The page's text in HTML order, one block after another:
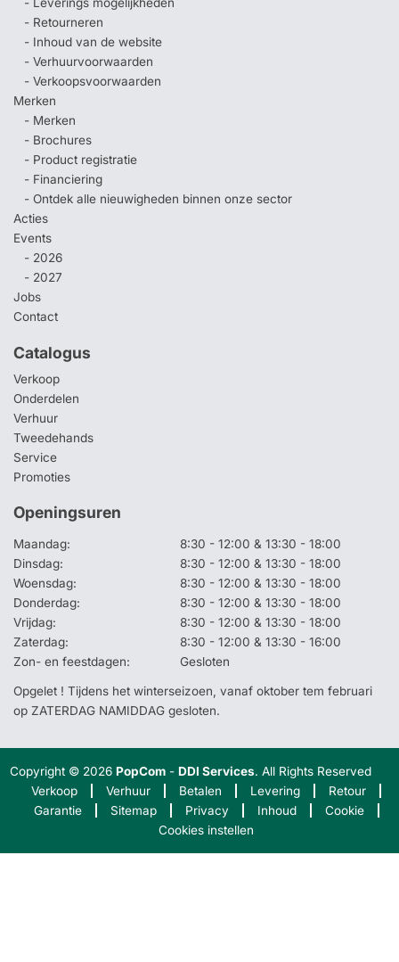
- Leverings mogelijkheden
- Retourneren
- Inhoud van de website
- Verhuurvoorwaarden
- Verkoopsvoorwaarden
Merken
- Merken
- Brochures
- Product registratie
- Financiering
- Ontdek alle nieuwigheden binnen onze sector
Acties
Events
- 2026
- 2027
Jobs
Contact
Catalogus
Verkoop
Onderdelen
Verhuur
Tweedehands
Service
Promoties
Openingsuren
Maandag:
8:30 - 12:00 & 13:30 - 18:00
Dinsdag:
8:30 - 12:00 & 13:30 - 18:00
Woensdag:
8:30 - 12:00 & 13:30 - 18:00
Donderdag:
8:30 - 12:00 & 13:30 - 18:00
Vrijdag:
8:30 - 12:00 & 13:30 - 18:00
Zaterdag:
8:30 - 12:00 & 13:30 - 16:00
Zon- en feestdagen:
Gesloten
Opgelet ! Tijdens het winterseizoen, vanaf oktober tem februari
op ZATERDAG NAMIDDAG gesloten.
Copyright © 2026PopCom -DDI Services. All Rights Reserved
Verkoop
Verhuur Betalen Levering
Retour
Garantie
Sitemap Privacy Inhoud
Cookie
Cookies instellen